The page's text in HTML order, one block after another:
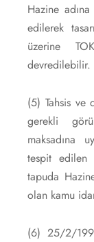
Hazine
edilerek
üzerine
devredilebilir.
(5) Tahsis ve
gerekli
maksadına
tespit edilen
tapuda
olan kamu
(6) 25/2/